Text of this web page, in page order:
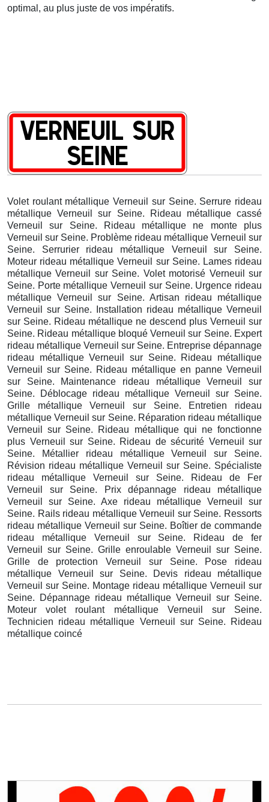
optimal, au plus juste de vos impératifs.
Volet roulant métallique Verneuil sur Seine. Serrure rideau
métallique Verneuil sur Seine. Rideau métallique cassé
Verneuil sur Seine. Rideau métallique ne monte plus
Verneuil sur Seine. Problème rideau métallique Verneuil sur
Seine. Serrurier rideau métallique Verneuil sur Seine.
Moteur rideau métallique Verneuil sur Seine. Lames rideau
métallique Verneuil sur Seine. Volet motorisé Verneuil sur
Seine. Porte métallique Verneuil sur Seine. Urgence rideau
métallique Verneuil sur Seine. Artisan rideau métallique
Verneuil sur Seine. Installation rideau métallique Verneuil
sur Seine. Rideau métallique ne descend plus Verneuil sur
Seine. Rideau métallique bloqué Verneuil sur Seine. Expert
rideau métallique Verneuil sur Seine. Entreprise dépannage
rideau métallique Verneuil sur Seine. Rideau métallique
Verneuil sur Seine. Rideau métallique en panne Verneuil
sur Seine. Maintenance rideau métallique Verneuil sur
Seine. Déblocage rideau métallique Verneuil sur Seine.
Grille métallique Verneuil sur Seine. Entretien rideau
métallique Verneuil sur Seine. Réparation rideau métallique
Verneuil sur Seine. Rideau métallique qui ne fonctionne
plus Verneuil sur Seine. Rideau de sécurité Verneuil sur
Seine. Métallier rideau métallique Verneuil sur Seine.
Révision rideau métallique Verneuil sur Seine. Spécialiste
rideau métallique Verneuil sur Seine. Rideau de Fer
Verneuil sur Seine. Prix dépannage rideau métallique
Verneuil sur Seine. Axe rideau métallique Verneuil sur
Seine. Rails rideau métallique Verneuil sur Seine. Ressorts
rideau métallique Verneuil sur Seine. Boîtier de commande
rideau métallique Verneuil sur Seine. Rideau de fer
Verneuil sur Seine. Grille enroulable Verneuil sur Seine.
Grille de protection Verneuil sur Seine. Pose rideau
métallique Verneuil sur Seine. Devis rideau métallique
Verneuil sur Seine. Montage rideau métallique Verneuil sur
Seine. Dépannage rideau métallique Verneuil sur Seine.
Moteur volet roulant métallique Verneuil sur Seine.
Technicien rideau métallique Verneuil sur Seine. Rideau
métallique coincé